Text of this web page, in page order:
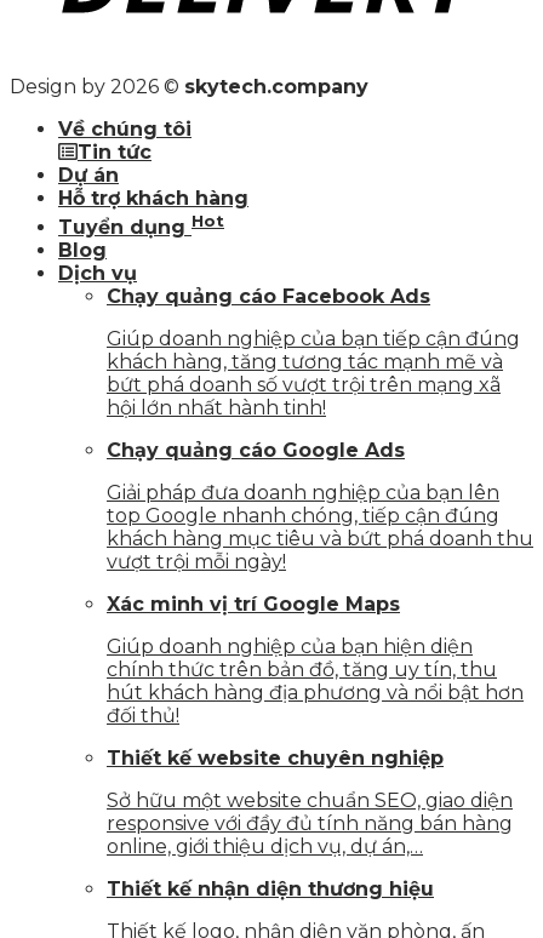
Design by 2026 © skytech.company
Về chúng tôi
Tin tức
Dự án
Hỗ trợ khách hàng
Tuyển dụng Hot
Blog
Dịch vụ
Chạy quảng cáo Facebook Ads
Giúp doanh nghiệp của bạn tiếp cận đúng
khách hàng, tăng tương tác mạnh mẽ và
bứt phá doanh số vượt trội trên mạng xã
hội lớn nhất hành tinh!
Chạy quảng cáo Google Ads
Giải pháp đưa doanh nghiệp của bạn lên
top Google nhanh chóng, tiếp cận đúng
khách hàng mục tiêu và bứt phá doanh thu
vượt trội mỗi ngày!
Xác minh vị trí Google Maps
Giúp doanh nghiệp của bạn hiện diện
chính thức trên bản đồ, tăng uy tín, thu
hút khách hàng địa phương và nổi bật hơn
đối thủ!
Thiết kế website chuyên nghiệp
Sở hữu một website chuẩn SEO, giao diện
responsive với đầy đủ tính năng bán hàng
online, giới thiệu dịch vụ, dự án,…
Thiết kế nhận diện thương hiệu
Thiết kế logo, nhận diện văn phòng, ấn